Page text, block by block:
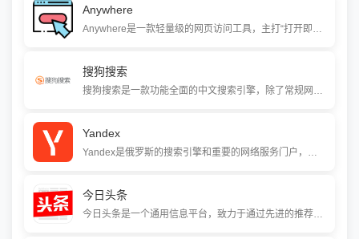
Anywhere
搜狗搜索
Yandex
今日头条